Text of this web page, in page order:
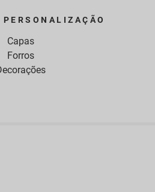
PERSONALIZAÇÃO
Capas
Forros